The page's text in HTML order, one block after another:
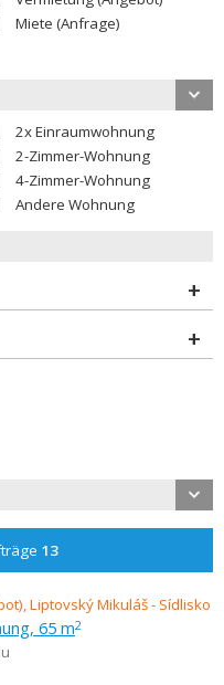
Miete (Anfrage)
2x Einraumwohnung
2-Zimmer-Wohnung
4-Zimmer-Wohnung
Andere Wohnung
13
65 m2